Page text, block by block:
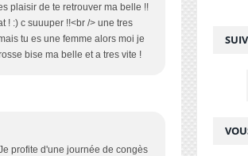
plaisir de te retrouver ma belle !!
! :) c suuuper !!<br /> une tres
tu es une femme alors moi je
bise ma belle et a tres vite !
profite d'une journée de congès